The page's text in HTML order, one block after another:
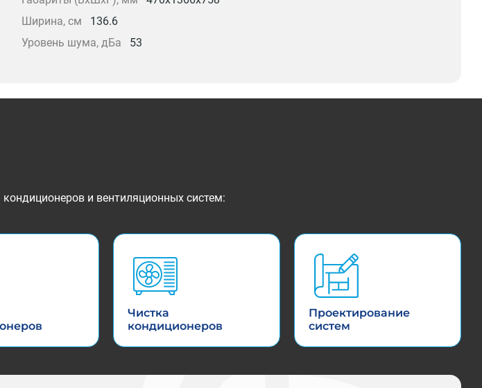
Ширина, см
136.6
Уровень шума, дБа
53
и вентиляционных систем:
Чистка
кондиционеров
Проектирование
систем